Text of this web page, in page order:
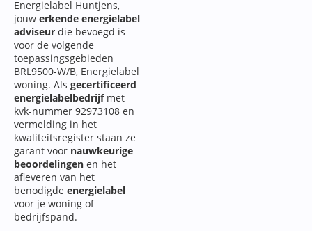
Energielabel Huntjens,
jouw erkende energielabel
adviseur die bevoegd is
voor de volgende
toepassingsgebieden
BRL9500-W/B, Energielabel
woning. Als gecertificeerd
energielabelbedrijfmet
kvk-nummer 92973108 en
vermelding in het
kwaliteitsregister staan ze
garant voor nauwkeurige
beoordelingen en het
afleveren van het
benodigde energielabel
voor je woning of
bedrijfspand.